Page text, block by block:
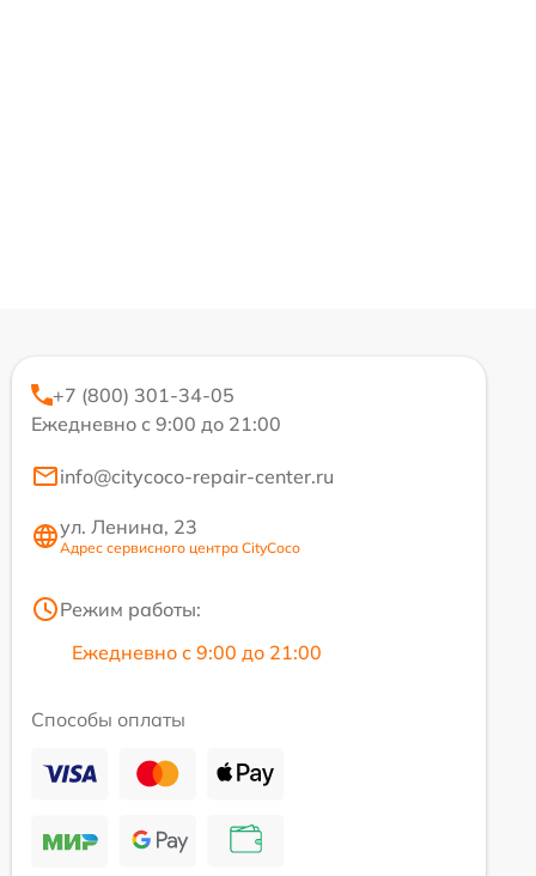
+7 (800) 301-34-05
Ежедневно с 9:00 до 21:00
info@citycoco-repair-center.ru
ул. Ленина, 23
Адрес сервисного центра CityCoco
Режим работы:
Ежедневно с 9:00 до 21:00
Способы оплаты